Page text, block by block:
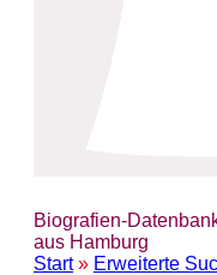
Biografien-
aus Hamburg
Start» Erweiterte